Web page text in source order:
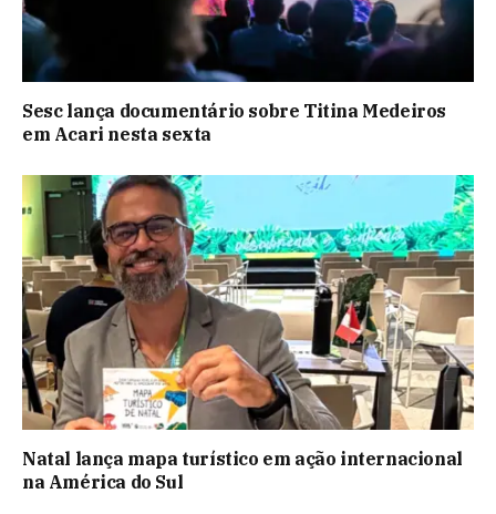
Sesc lança documentário sobre Titina Medeiros
em Acari nesta sexta
Natal lança mapa turístico em ação internacional
na América do Sul